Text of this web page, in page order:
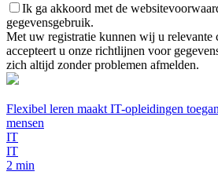
Ik ga akkoord met de
gegevensgebruik.
Met uw registratie kunnen wij u relevante
accepteert u onze richtlijnen voor
zich altijd zonder problemen afmelden.
Flexibel leren maakt IT-opleidingen
mensen
IT
IT
2 min